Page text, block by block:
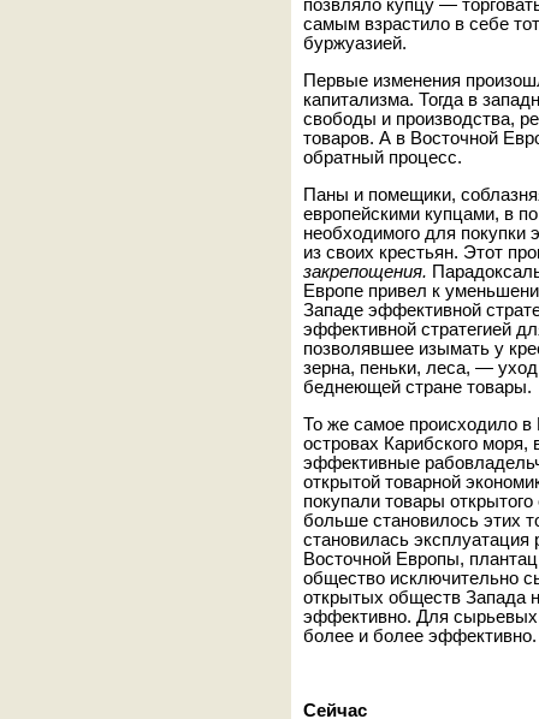
позвляло купцу —
самым взрастило в себе
буржуазией.
Первые изменения
капитализма. Тогда в
свободы и производства,
товаров. А в Восточной
обратный процесс.
Паны и помещики,
европейскими купцами, в
необходимого для покупки
из своих крестьян. Этот
закрепощения.
Европе привел к
Западе эффективной
эффективной стратегией
позволявшее изымать у
зерна, пеньки, леса, —
беднеющей стране товары.
То же самое происходило
островах Карибского
эффективные
открытой товарной
покупали товары
больше становилось этих
становилась
Восточной Европы,
общество исключительно
открытых обществ Запада
эффективно. Для сырьевых
более и более эффективно.
Сейчас